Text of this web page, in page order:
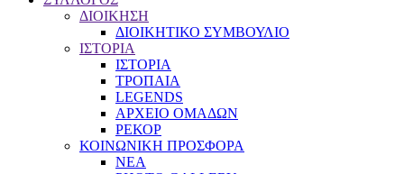
ΔΙΟΙΚΗΣΗ
ΔΙΟΙΚΗΤΙΚΟ ΣΥΜΒΟΥΛΙΟ
ΙΣΤΟΡΙΑ
ΙΣΤΟΡΙΑ
ΤΡΟΠΑΙΑ
LEGENDS
ΑΡΧΕΙΟ ΟΜΑΔΩΝ
ΡΕΚΟΡ
ΚΟΙΝΩΝΙΚΗ ΠΡΟΣΦΟΡΑ
NEA